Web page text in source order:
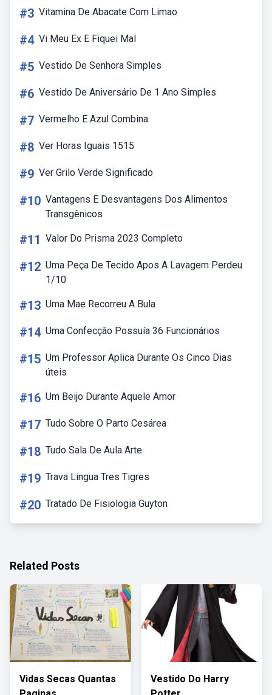
#3 Vitamina De Abacate Com Limao
#4 Vi Meu Ex E Fiquei Mal
#5 Vestido De Senhora Simples
#6 Vestido De Aniversário De 1 Ano Simples
#7 Vermelho E Azul Combina
#8 Ver Horas Iguais 1515
#9 Ver Grilo Verde Significado
#10 Vantagens E Desvantagens Dos Alimentos
Transgênicos
#11 Valor Do Prisma 2023 Completo
#12 Uma Peça De Tecido Apos A Lavagem Perdeu
1/10
#13 Uma Mae Recorreu A Bula
#14 Uma Confecção Possuía 36 Funcionários
#15 Um Professor Aplica Durante Os Cinco Dias
úteis
#16 Um Beijo Durante Aquele Amor
#17 Tudo Sobre O Parto Cesárea
#18 Tudo Sala De Aula Arte
#19 Trava Lingua Tres Tigres
#20 Tratado De Fisiologia Guyton
Related Posts
Vidas Secas Quantas
Vestido Do Harry